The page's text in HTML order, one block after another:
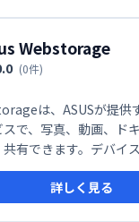
Webstorage
(0件)
は、ASUSが提供
スで、写真、動画、ド
有できます。デバイ
つでもどこでも大切な
詳しく見る